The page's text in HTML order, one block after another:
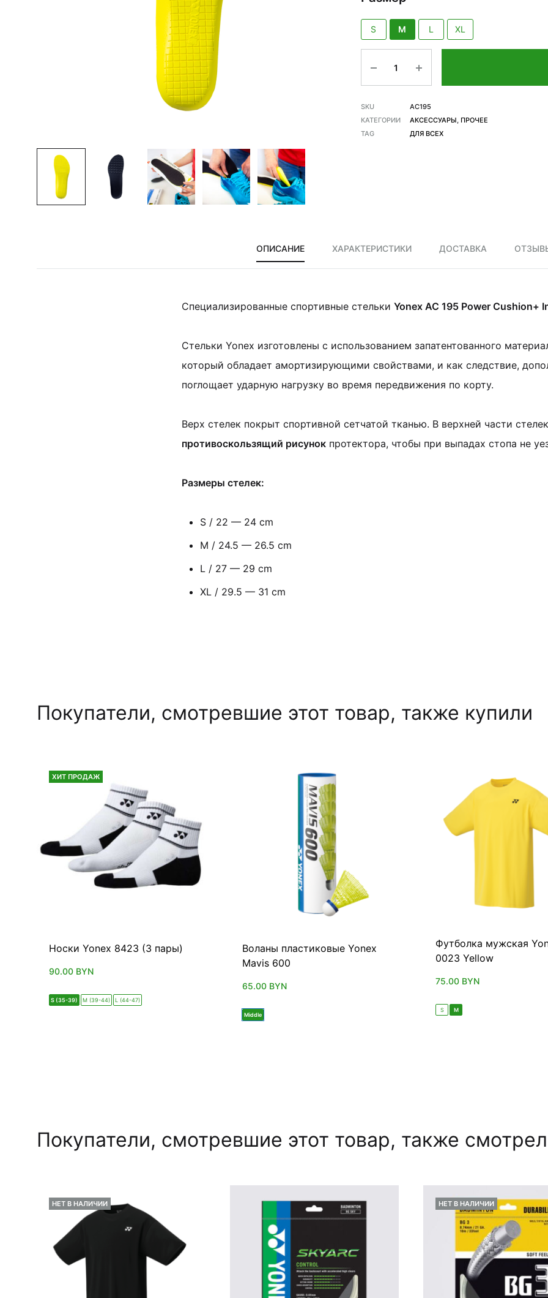
S M L XL
SKU
AC195
КАТЕГОРИИ
АКСЕССУАРЫ, ПРОЧЕЕ
TAG
ДЛЯ ВСЕХ
ОПИСАНИЕ ХАРАКТЕРИСТИКИ ДОСТАВКА
Специализированные спортивные стельки Yonex AC 195 Power Cushion+
Стельки Yonex изготовлены с использованием запатентованного
который обладает амортизирующими свойствами, и как следствие,
поглощает ударную нагрузку во время передвижения по корту.
Верх стелек покрыт спортивной сетчатой тканью. В верхней части
противоскользящий рисунок протектора, чтобы при выпадах стопа не
Размеры стелек:
S / 22 — 24 cm
M / 24.5 — 26.5 cm
L / 27 — 29 cm
XL / 29.5 — 31 cm
Покупатели, смотревшие этот товар, также купили
ХИТ ПРОДАЖ
Носки Yonex 8423 (3 пары)
90.00 BYN
S (35-39) M (39-44) L (44-47)
Воланы пластиковые Yonex
Mavis 600
65.00 BYN
Middle
Футболка мужская
0023 Yellow
75.00 BYN
S M
Покупатели, смотревшие этот товар, также
НЕТ В НАЛИЧИИ НЕТ В НАЛИЧИИ